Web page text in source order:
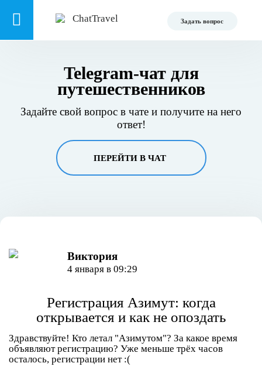
Задать вопрос
Telegram-чат для
путешественников
Задайте свой вопрос в чате и получите на него
ответ!
ПЕРЕЙТИ В ЧАТ
Виктория
4 января в 09:29
Регистрация Азимут: когда
открывается и как не опоздать
Здравствуйте! Кто летал "Азимутом"? За какое время
объявляют регистрацию? Уже меньше трёх часов
осталось, регистрации нет :(